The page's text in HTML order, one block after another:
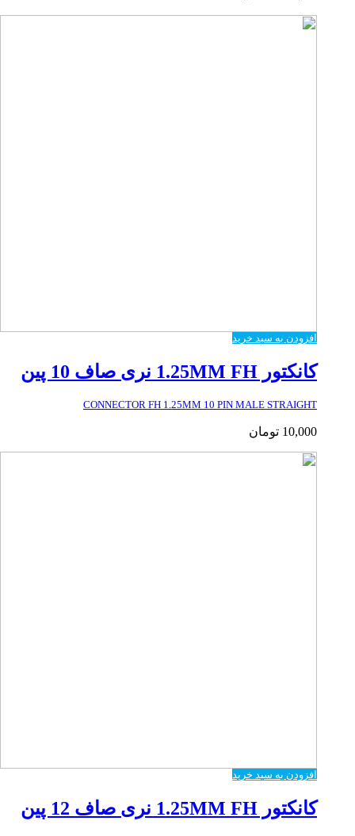
افزودن به سبد خرید
کانکتور 1.25MM FH نری صاف 10 پین
CONNECTOR FH 1.25MM 10 PIN MALE STRAIGHT
10,000 تومان
افزودن به سبد خرید
کانکتور 1.25MM FH نری صاف 12 پین